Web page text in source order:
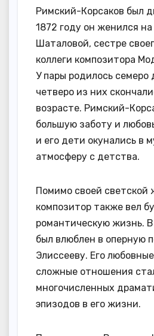
Римский-Корсаков был
1872 году он женился
Шаталовой, сестре
коллеги композитора
У пары родилось семеро
четверо из них
возрасте. Римский-
большую заботу и
и его дети окунались в
атмосферу с детства.
Помимо своей светской
композитор также вел
романтическую жизнь.
был влюблен в оперную
Элиссееву. Его
сложные отношения
многочисленных
эпизодов в его жизни.